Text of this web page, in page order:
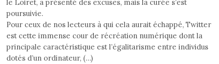
le Loiret, a présenté des excuses, mais la curée s’est
poursuivie.
Pour ceux de nos lecteurs à qui cela aurait échappé, Twitter
est cette immense cour de récréation numérique dont la
principale caractéristique est l’égalitarisme entre individus
dotés d’un ordinateur, (…)